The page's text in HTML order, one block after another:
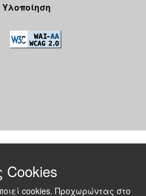
Υλοποίηση
Cookies
cookies. Προχωρώντας στο